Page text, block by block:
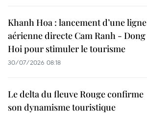
Khanh Hoa : lancement d’une ligne
aérienne directe Cam Ranh - Dong
Hoi pour stimuler le tourisme
30/07/2026 08:18
Le delta du fleuve Rouge confirme
son dynamisme touristique